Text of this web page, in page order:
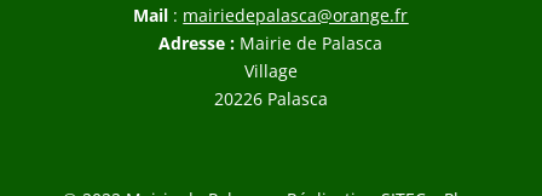
Mail : mairiedepalasca@orange.fr
Adresse : Mairie de Palasca
Village
20226 Palasca